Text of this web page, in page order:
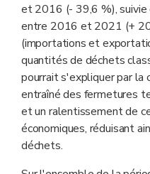
et 2016 (- 39,6 %), suivie
entre 2016 et 2021 (+
(importations et
quantités de déchets
pourrait s'expliquer par la
entraîné des fermetures
et un ralentissement de
économiques, réduisant
déchets.